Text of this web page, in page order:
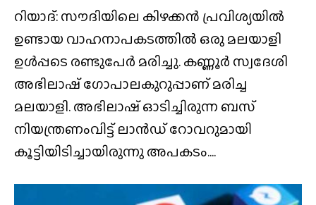
റിയാദ്: സൗദിയിലെ കിഴക്കൻ പ്രവിശ്യയിൽ
ഉണ്ടായ വാഹനാപകടത്തിൽ ഒരു മലയാളി
ഉൾപ്പടെ രണ്ടുപേർ മരിച്ചു. കണ്ണൂർ സ്വദേശി
അഭിലാഷ് ഗോപാലകുറുപ്പാണ് മരിച്ച
മലയാളി. അഭിലാഷ് ഓടിച്ചിരുന്ന ബസ്
നിയന്ത്രണംവിട്ട് ലാൻഡ് റോവറുമായി
കൂട്ടിയിടിച്ചായിരുന്നു അപകടം....